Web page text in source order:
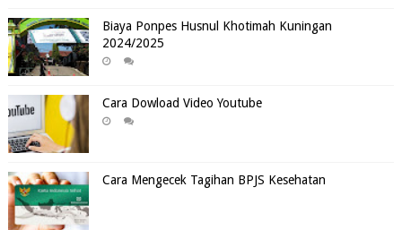
Biaya Ponpes Husnul Khotimah Kuningan
2024/2025
Cara Dowload Video Youtube
Cara Mengecek Tagihan BPJS Kesehatan